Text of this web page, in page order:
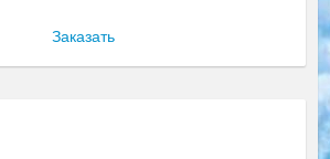
Заказать